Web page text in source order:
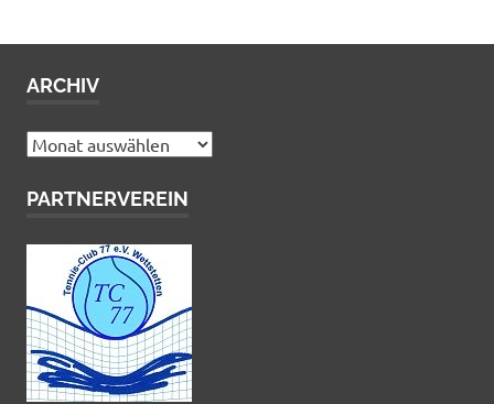
ARCHIV
Archiv
PARTNERVEREIN